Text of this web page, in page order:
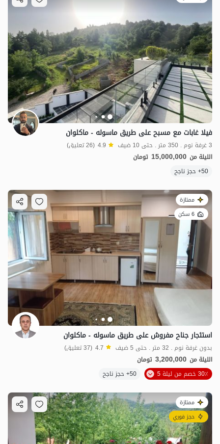
فيلا غابات مع مسبح على طريق ماسوله - ماكلوان
3 غرفة نوم . 350 متر . حتى 10 ضيف 4.9 (26 تعليق)
الليلة من 15,000,000 تومان
50+ حجز ناجح
ممتازة
6 سكن
استئجار جناح مفروش على طريق ماسوله - ماكلوان
بدون غرفة نوم . 32 متر . حتى 5 ضيف 4.7 (37 تعليق)
الليلة من 3,200,000 تومان
30٪ خصم من ليلة 5
50+ حجز ناجح
ممتازة
حجز فوري